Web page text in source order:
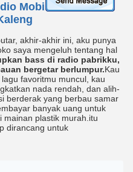
Mobil Anda
akhir-akhir ini, aku punya
saya mengeluh tentang hal
bass di radio pabrikku,
bergetar berlumpur.Kau
favoritmu muncul, kau
nada rendah, dan alih-
berderak yang berbau samar
banyak uang untuk
mainan plastik murah.itu
dirancang untuk